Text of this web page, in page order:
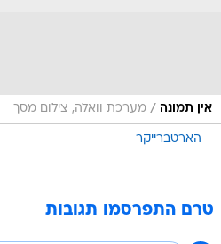
אין תמונה / מערכת וואלה, צילום מסך
הארטברייקר
טרם התפרסמו תגובות